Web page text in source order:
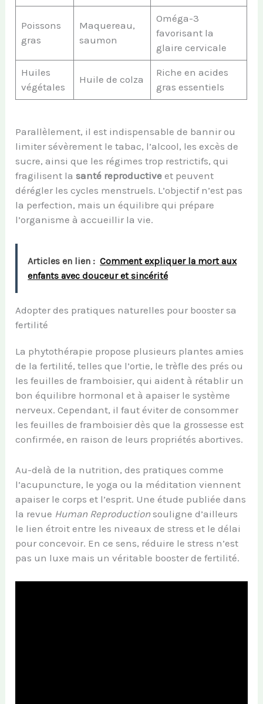
Poissons
gras
Maquereau,
saumon
Oméga-3
favorisant la
glaire cervicale
Huiles
végétales
Huile de colza
Riche en acides
gras essentiels
Parallèlement, il est indispensable de bannir ou
limiter sévèrement le tabac, l’alcool, les excès de
sucre, ainsi que les régimes trop restrictifs, qui
fragilisent lasanté reproductive et peuvent
dérégler les cycles menstruels. L’objectif n’est pas
la perfection, mais un équilibre qui prépare
l’organisme à accueillir la vie.
Articles en lien : Comment expliquer la mort aux
enfants avec douceur et sincérité
Adopter des pratiques naturelles pour booster sa
fertilité
La phytothérapie propose plusieurs plantes amies
de la fertilité, telles que l’ortie, le trèfle des prés ou
les feuilles de framboisier, qui aident à rétablir un
bon équilibre hormonal et à apaiser le système
nerveux. Cependant, il faut éviter de consommer
les feuilles de framboisier dès que la grossesse est
confirmée, en raison de leurs propriétés abortives.
Au-delà de la nutrition, des pratiques comme
l’acupuncture, le yoga ou la méditation viennent
apaiser le corps et l’esprit. Une étude publiée dans
la revue Human Reproduction souligne d’ailleurs
le lien étroit entre les niveaux de stress et le délai
pour concevoir. En ce sens, réduire le stress n’est
pas un luxe mais un véritable booster de fertilité.